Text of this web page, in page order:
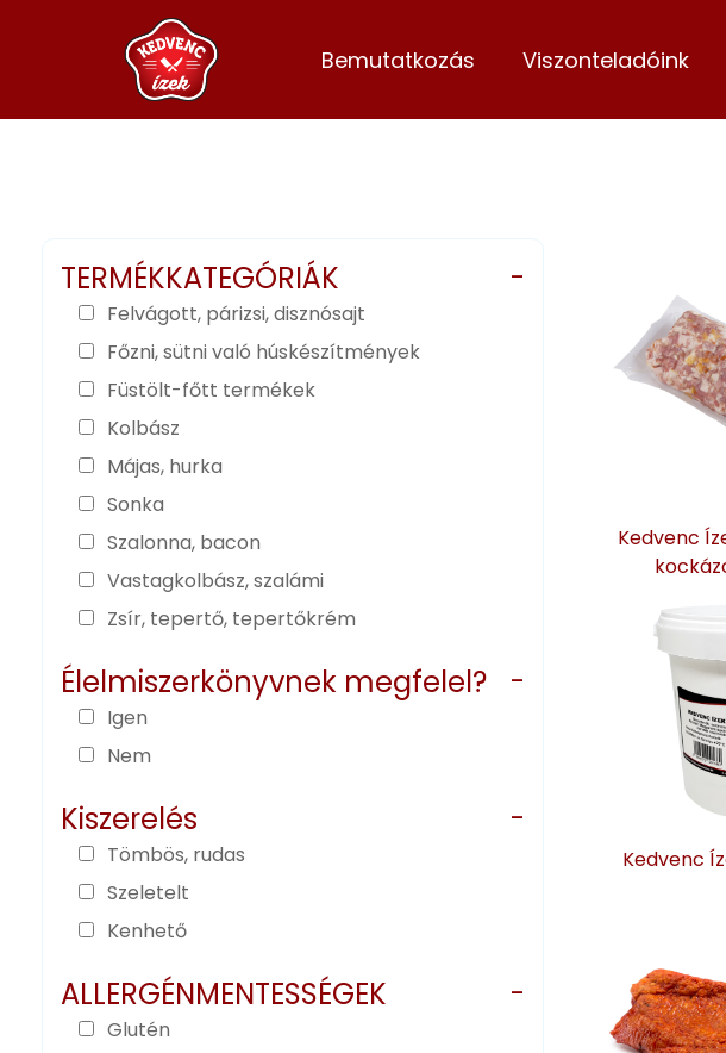
Bemutatkozás Viszonteladóink
TERMÉKKATEGÓRIÁK -
Felvágott, párizsi, disznósajt
Főzni, sütni való húskészítmények
Füstölt-főtt termékek
Kolbász
Májas, hurka
Sonka
Szalonna, bacon
Vastagkolbász, szalámi
Zsír, tepertő, tepertőkrém
Élelmiszerkönyvnek megfelel? -
Igen
Nem
Kiszerelés -
Tömbös, rudas
Szeletelt
Kenhető
ALLERGÉNMENTESSÉGEK -
Glutén
Kedvenc
Kedvenc